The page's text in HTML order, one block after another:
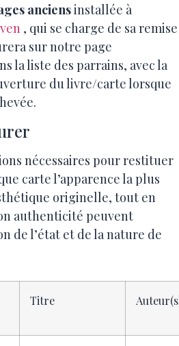
anciensinstallée à
, qui se charge de sa remise
sur notre page
la liste des parrains, avec la
du livre/carte lorsque
nécessaires pour restituer
carte l’apparence la plus
originelle, tout en
authenticité peuvent
de l’état et de la nature de
Titre